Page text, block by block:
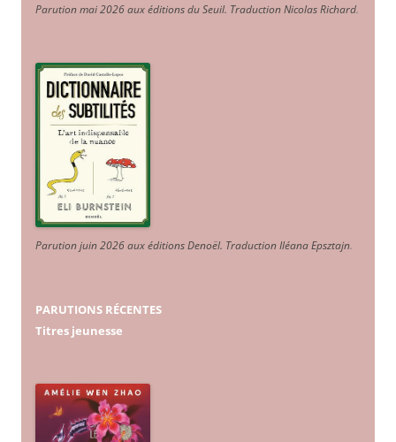
Parution mai 2026 aux éditions du Seuil. Traduction Nicolas Richard.
Parution juin 2026 aux éditions Denoël. Traduction Iléana Epsztajn.
PARUTIONS RÉCENTES
Titres jeunesse